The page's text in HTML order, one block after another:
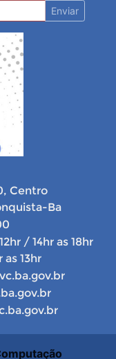
Enviar
Centro
Ba
/ 14hr as 18hr
13hr